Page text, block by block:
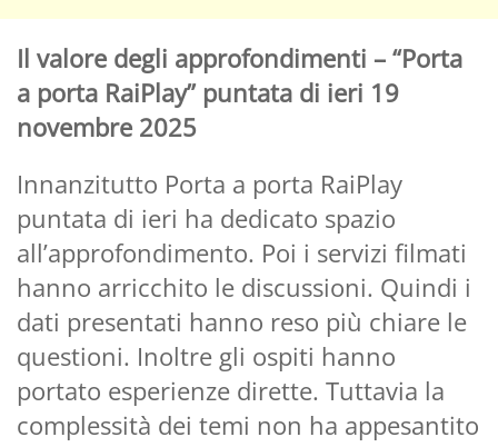
Il valore degli approfondimenti – “Porta
a porta RaiPlay” puntata di ieri 19
novembre 2025
Innanzitutto Porta a porta RaiPlay
puntata di ieri ha dedicato spazio
all’approfondimento. Poi i servizi filmati
hanno arricchito le discussioni. Quindi i
dati presentati hanno reso più chiare le
questioni. Inoltre gli ospiti hanno
portato esperienze dirette. Tuttavia la
complessità dei temi non ha appesantito